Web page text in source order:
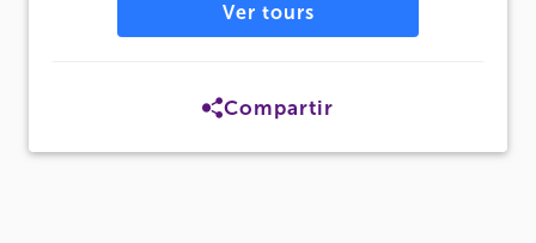
Ver tours
Compartir